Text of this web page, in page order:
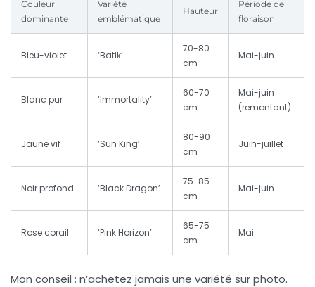
Couleur
dominante
Variété
emblématique
Hauteur
Période de
floraison
Bleu-violet ‘Batik’
70-80
cm
Mai-juin
Blanc pur ‘Immortality’
60-70
cm
Mai-juin
(remontant)
Jaune vif ‘Sun King’
80-90
cm
Juin-juillet
Noir profond ‘Black Dragon’
75-85
cm
Mai-juin
Rose corail ‘Pink Horizon’
65-75
cm
Mai
Mon conseil : n’achetez jamais une variété sur photo.